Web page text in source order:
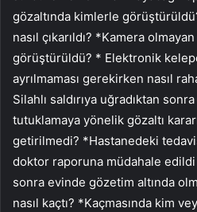
gözaltında kimlerle
nasıl çıkarıldı? *Kamera
görüştürüldü? * Elektronik
ayrılmaması gerekirken nasıl
Silahlı saldırıya uğradıktan
tutuklamaya yönelik gözaltı
getirilmedi? *Hastanedeki
doktor raporuna müdahale
sonra evinde gözetim altında
nasıl kaçtı? *Kaçmasında kim